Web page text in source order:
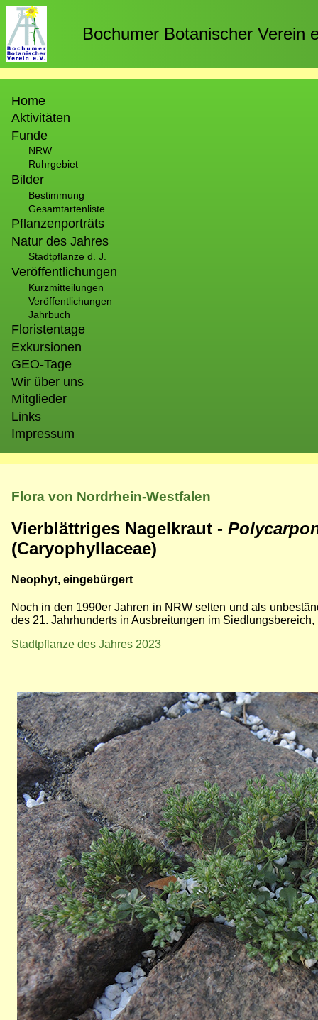
Direkt
zum
Inhalt
Bochumer Botanischer Verein
Home
Aktivitäten
Funde
NRW
Ruhrgebiet
Bilder
Bestimmung
Gesamtartenliste
Pflanzenporträts
Natur des Jahres
Stadtpflanze d. J.
Veröffentlichungen
Kurzmitteilungen
Veröffentlichungen
Jahrbuch
Floristentage
Exkursionen
GEO-Tage
Wir über uns
Mitglieder
Links
Impressum
Flora von Nordrhein-Westfalen
Vierblättriges Nagelkraut -
(Caryophyllaceae)
Neophyt, eingebürgert
Noch in den 1990er Jahren in NRW selten und als
des 21. Jahrhunderts in Ausbreitungen im
Stadtpflanze des Jahres 2023
Bild